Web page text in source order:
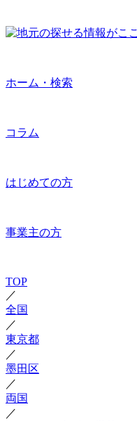
ホーム・検索
コラム
はじめての方
事業主の方
TOP
／
全国
／
東京都
／
墨田区
／
両国
／